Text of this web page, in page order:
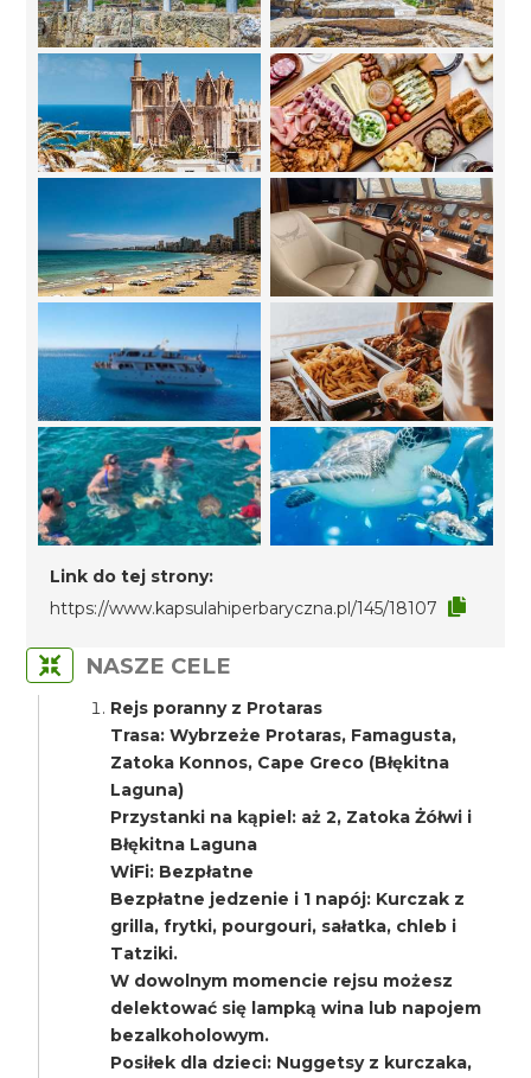
Link do tej strony:
https://www.kapsulahiperbaryczna.pl/145/18107
NASZE CELE
Rejs poranny z Protaras
Trasa: Wybrzeże Protaras, Famagusta,
Zatoka Konnos, Cape Greco (Błękitna
Laguna)
Przystanki na kąpiel: aż 2, Zatoka Żółwi i
Błękitna Laguna
WiFi: Bezpłatne
Bezpłatne jedzenie i 1 napój: Kurczak z
grilla, frytki, pourgouri, sałatka, chleb i
Tatziki.
W dowolnym momencie rejsu możesz
delektować się lampką wina lub napojem
bezalkoholowym.
Posiłek dla dzieci: Nuggetsy z kurczaka,